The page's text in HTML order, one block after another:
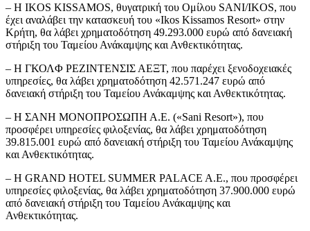
– H IKOS KISSAMOS, θυγατρική του Ομίλου SANI/IKOS, που
έχει αναλάβει την κατασκευή του «Ikos Kissamos Resort» στην
Κρήτη, θα λάβει χρηματοδότηση 49.293.000 ευρώ από δανειακή
στήριξη του Ταμείου Ανάκαμψης και Ανθεκτικότητας.
– H ΓΚΟΛΦ ΡΕΖΙΝΤΕΝΣΙΣ ΑΕΞΤ, που παρέχει ξενοδοχειακές
υπηρεσίες, θα λάβει χρηματοδότηση 42.571.247 ευρώ από
δανειακή στήριξη του Ταμείου Ανάκαμψης και Ανθεκτικότητας.
– Η ΣΑΝΗ ΜΟΝΟΠΡΟΣΩΠΗ Α.Ε. («Sani Resort»), που
προσφέρει υπηρεσίες φιλοξενίας, θα λάβει χρηματοδότηση
39.815.001 ευρώ από δανειακή στήριξη του Ταμείου Ανάκαμψης
και Ανθεκτικότητας.
– Η GRAND HOTEL SUMMER PALACE A.E., που προσφέρει
υπηρεσίες φιλοξενίας, θα λάβει χρηματοδότηση 37.900.000 ευρώ
από δανειακή στήριξη του Ταμείου Ανάκαμψης και
Ανθεκτικότητας.